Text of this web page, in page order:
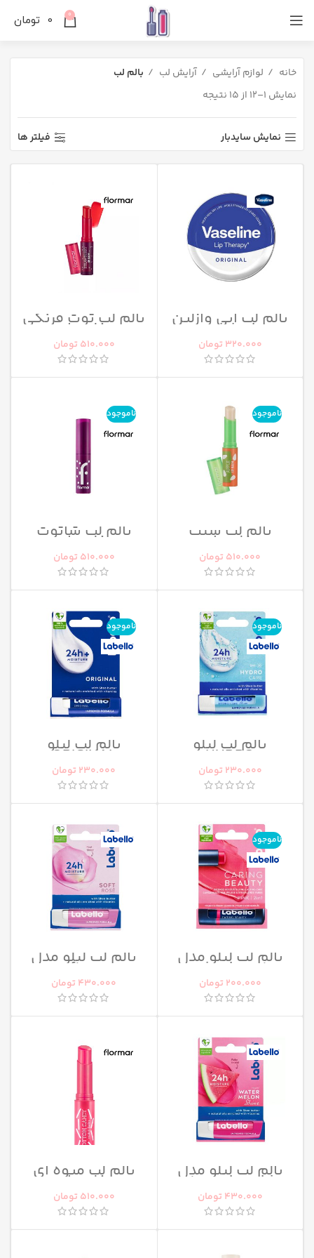
0
0 تومان
خانه لوازم آرایشی آرایش لب
بالم لب
نمایش 1–12 از 15 نتیجه
نمایش سایدبار فیلتر ها
بالم لب آبی وازلین
original
320.000 تومان
بالم لب توت فرنگی
فلورمار
510.000 تومان
ناموجود
بالم لب سیب
فلورمار
510.000 تومان
ناموجود
بالم لب شاتوت
فلورمار
510.000 تومان
ناموجود
بالم لب لبلو
HYDRO
230.000 تومان
ناموجود
بالم لب لبلو
ORIGINAL
230.000 تومان
ناموجود
بالم لب لبلو مدل
caring beauty
200.000 تومان
بالم لب لبلو مدل
soft rose
430.000 تومان
بالم لب لبلو مدل
watermelon shine
430.000 تومان
بالم لب میوه ای
فلورمار
510.000 تومان